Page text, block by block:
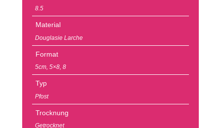
8.5
Material
Douglasie Larche
Format
5cm, 5×8, 8
Typ
Pfost
Trocknung
Getrocknet